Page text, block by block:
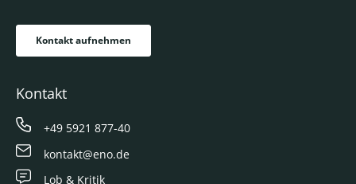
Kontakt aufnehmen
Kontakt
+49 5921 877-40
kontakt@eno.de
Lob & Kritik